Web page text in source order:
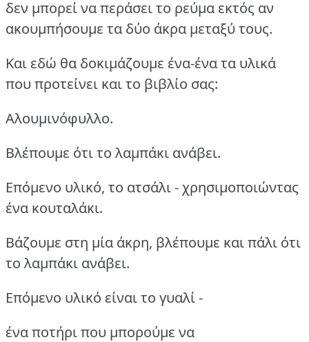
δεν μπορεί να περάσει το ρεύμα εκτός αν
ακουμπήσουμε τα δύο άκρα μεταξύ τους.
Και εδώ θα δοκιμάζουμε ένα-ένα τα υλικά
που προτείνει και το βιβλίο σας:
Αλουμινόφυλλο.
Βλέπουμε ότι το λαμπάκι ανάβει.
Επόμενο υλικό, το ατσάλι - χρησιμοποιώντας
ένα κουταλάκι.
Βάζουμε στη μία άκρη, βλέπουμε και πάλι ότι
το λαμπάκι ανάβει.
Επόμενο υλικό είναι το γυαλί -
ένα ποτήρι που μπορούμε να